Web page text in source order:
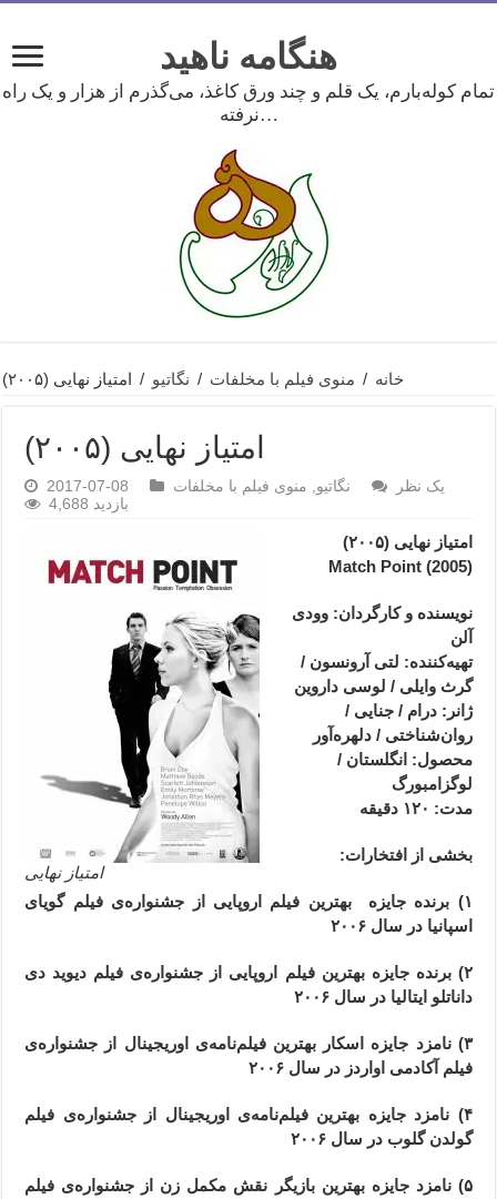
هنگامه ناهید
تمام کوله‌بارم، یک قلم و چند ورق کاغذ، می‌گذرم از هزار و یک راه
نرفته…
خانه / منوی فیلم با مخلفات / نگاتیو / امتیاز نهایی (۲۰۰۵)
امتیاز نهایی (۲۰۰۵)
2017-07-08 نگاتیو منوی فیلم با مخلفات
یک نظر
4,688 بازدید
امتیاز نهایی
امتیاز نهایی (۲۰۰۵)
(2005) Match Point
نویسنده و کارگردان: وودی
آلن
تهیه‌کننده: لتی آرونسون /
گرث وایلی / لوسی داروین
ژانر : درام / جنایی /
روان‌شناختی / دلهره‌آور
محصول: انگلستان /
لوگزامبورگ
مدت: ۱۲۰ دقیقه
بخشی از افتخارات:
۱) برنده جایزه بهترین فیلم اروپایی از جشنواره‌ی فیلم گویای
اسپانیا در سال ۲۰۰۶
۲) برنده جایزه بهترین فیلم اروپایی از جشنواره‌ی فیلم دیوید دی
داناتلو ایتالیا در سال ۲۰۰۶
۳) نامزد جایزه اسکار بهترین فیلم‌نامه‌ی اوریجینال از جشنواره‌ی
فیلم آکادمی اواردز در سال ۲۰۰۶
۴) نامزد جایزه بهترین فیلم‌نامه‌ی اوریجینال از جشنواره‌ی فیلم
گولدن گلوب در سال ۲۰۰۶
۵)
نامزد جایزه بهترین بازیگر نقش مکمل زن از جشنواره‌ی فیلم